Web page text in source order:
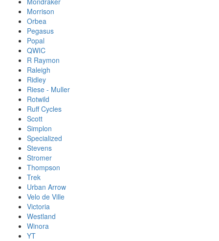
Morrison
Orbea
Pegasus
Popal
QWIC
R Raymon
Raleigh
Ridley
Riese - Muller
Rotwild
Ruff Cycles
Scott
Simplon
Specialized
Stevens
Stromer
Thompson
Trek
Urban Arrow
Velo de Ville
Victoria
Westland
Winora
YT